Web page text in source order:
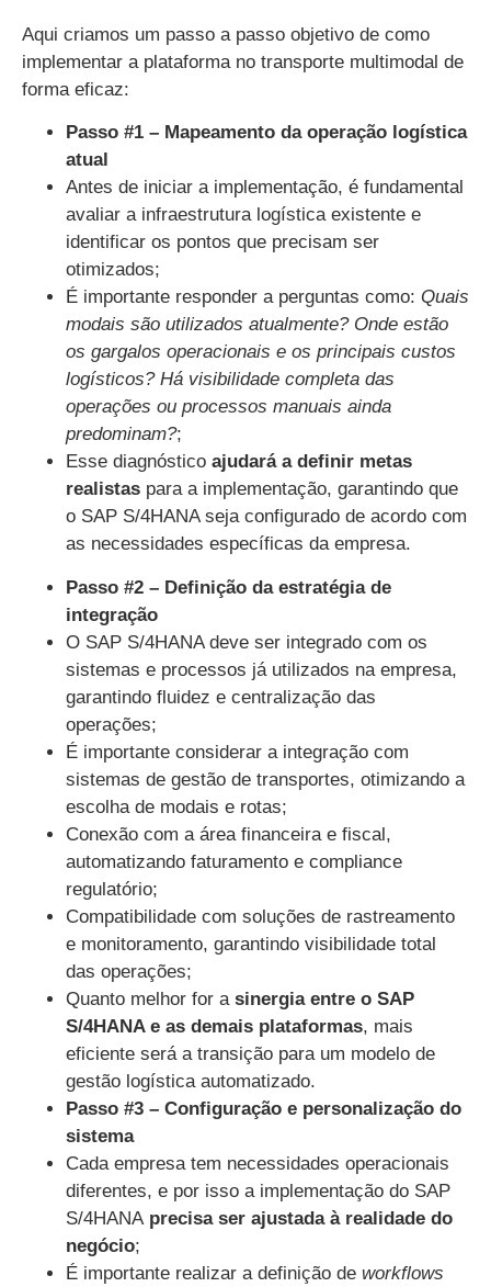
Aqui criamos um passo a passo objetivo de como
implementar a plataforma no transporte multimodal de
forma eficaz:
Passo #1 – Mapeamento da operação logística
atual
Antes de iniciar a implementação, é fundamental
avaliar a infraestrutura logística existente e
identificar os pontos que precisam ser
otimizados;
É importante responder a perguntas como: Quais
modais são utilizados atualmente? Onde estão
os gargalos operacionais e os principais custos
logísticos? Há visibilidade completa das
operações ou processos manuais ainda
predominam?;
Esse diagnóstico ajudará a definir metas
realistas para a implementação, garantindo que
o SAP S/4HANA seja configurado de acordo com
as necessidades específicas da empresa.
Passo #2 – Definição da estratégia de
integração
O SAP S/4HANA deve ser integrado com os
sistemas e processos já utilizados na empresa,
garantindo fluidez e centralização das
operações;
É importante considerar a integração com
sistemas de gestão de transportes, otimizando a
escolha de modais e rotas;
Conexão com a área financeira e fiscal,
automatizando faturamento e compliance
regulatório;
Compatibilidade com soluções de rastreamento
e monitoramento, garantindo visibilidade total
das operações;
Quanto melhor for a sinergia entre o SAP
S/4HANA e as demais plataformas, mais
eficiente será a transição para um modelo de
gestão logística automatizado.
Passo #3 – Configuração e personalização do
sistema
Cada empresa tem necessidades operacionais
diferentes, e por isso a implementação do SAP
S/4HANAprecisa ser ajustada à realidade do
negócio;
É importante realizar a definição de workflows